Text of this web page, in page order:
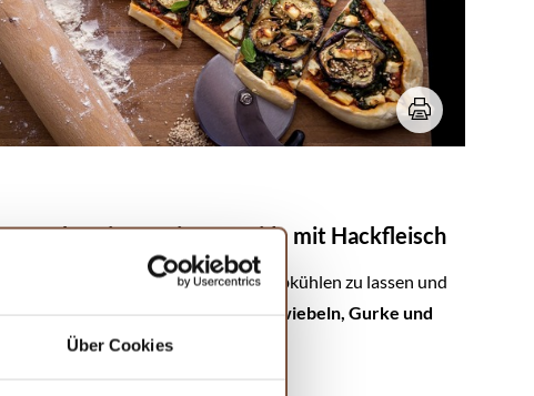
Über Cookies
Zubereitungstipp für Pide mit Hackfleisch
ist, die Pide kurz abkühlen zu lassen und
dann mit frischemKrautsalat, Zwiebeln, Gurke und
Tomatezu belegen.